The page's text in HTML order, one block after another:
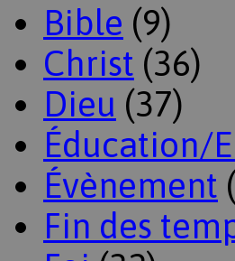
Bible (9)
Christ (36)
Dieu (37)
Éducation/
Évènement
Fin des